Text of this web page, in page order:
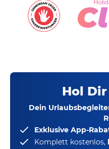
Hol
Dein
Exklusive App-
Komplett kostenlos,